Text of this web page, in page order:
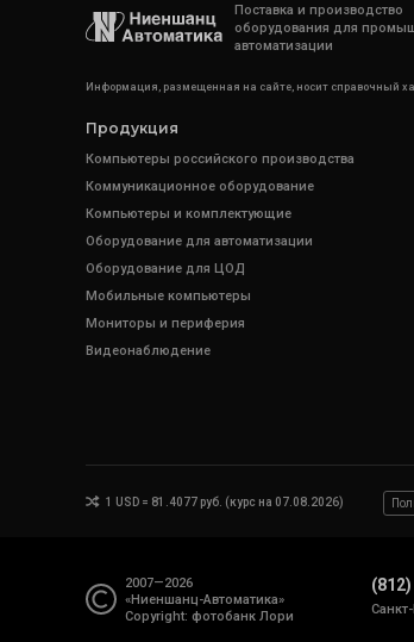
Поставка и производство
оборудования для
автоматизации
Информация, размещенная на сайте, носит справочный
Продукция
Компьютеры российского производства
Коммуникационное оборудование
Компьютеры и комплектующие
Оборудование для автоматизации
Оборудование для ЦОД
Мобильные компьютеры
Мониторы и периферия
Видеонаблюдение
1 USD = 81.4077 руб. (курс на 07.08.2026)
2007—2026
«Ниеншанц-Автоматика»
Copyright: фотобанк Лори